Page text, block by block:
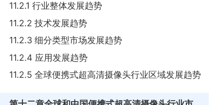
11.2.1 行业整体发展趋势
11.2.2 技术发展趋势
11.2.3 细分类型市场发展趋势
11.2.4 应用发展趋势
11.2.5 全球便携式超高清摄像头行业区域发展趋势